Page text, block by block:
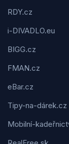
RDY.cz
i-DIVADLO.eu
BIGG.cz
FMAN.cz
eBar.cz
Tipy-na-dárek.cz
Mobilní-